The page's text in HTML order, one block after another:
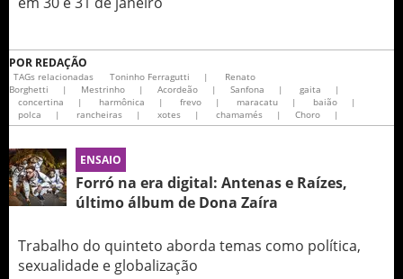
POR REDAÇÃO
TAGs relacionadas Toninho Ferragutti |
Renato
Borghetti
| Mestrinho | Acordeão | Sanfona | gaita
|
concertina
| harmônica | frevo | maracatu | baião
|
polca
| rancheiras | xotes | chamamés | Choro |
ENSAIO
Forró na era digital: Antenas e Raízes,
último álbum de Dona Zaíra
Trabalho do quinteto aborda temas como política,
sexualidade e globalização